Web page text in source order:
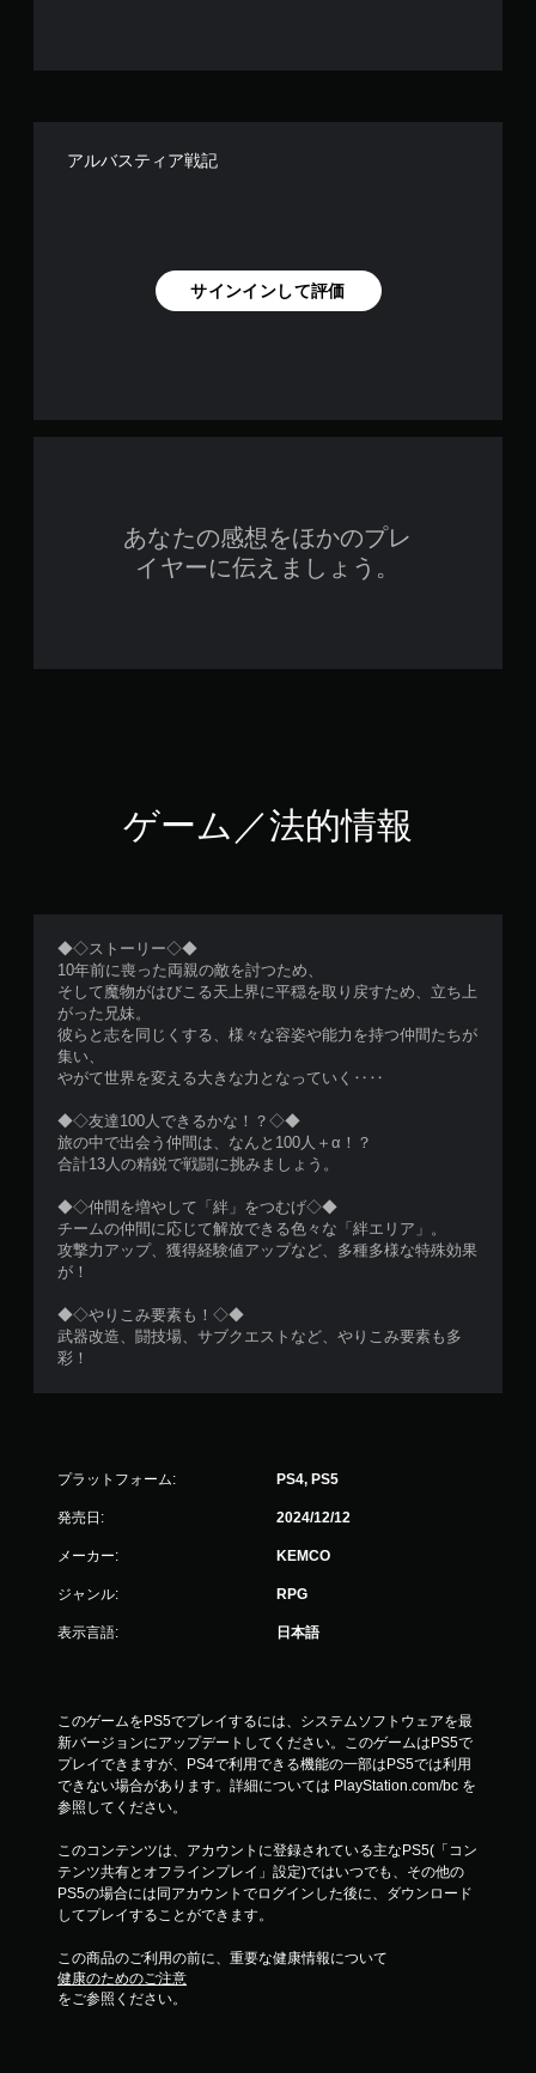
アルバスティア戦記
サインインして評価
あなたの感想をほかのプレ
イヤーに伝えましょう。
ゲーム／法的情報
◆◇ストーリー◇◆
10年前に喪った両親の敵を討つため、
そして魔物がはびこる天上界に平穏を取り戻すため、立ち上
がった兄妹。
彼らと志を同じくする、様々な容姿や能力を持つ仲間たちが
集い、
やがて世界を変える大きな力となっていく‥‥
◆◇友達100人できるかな！？◇◆
旅の中で出会う仲間は、なんと100人＋α！？
合計13人の精鋭で戦闘に挑みましょう。
◆◇仲間を増やして「絆」をつむげ◇◆
チームの仲間に応じて解放できる色々な「絆エリア」。
攻撃力アップ、獲得経験値アップなど、多種多様な特殊効果
が！
◆◇やりこみ要素も！◇◆
武器改造、闘技場、サブクエストなど、やりこみ要素も多
彩！
プラットフォーム: PS4, PS5
発売日: 2024/12/12
メーカー: KEMCO
ジャンル: RPG
表示言語: 日本語
このゲームをPS5でプレイするには、システムソフトウェアを最
新バージョンにアップデートしてください。このゲームはPS5で
プレイできますが、PS4で利用できる機能の一部はPS5では利用
できない場合があります。詳細については PlayStation.com/bc を
参照してください。
このコンテンツは、アカウントに登録されている主なPS5(「コン
テンツ共有とオフラインプレイ」設定)ではいつでも、その他の
PS5の場合には同アカウントでログインした後に、ダウンロード
してプレイすることができます。
この商品のご利用の前に、重要な健康情報について
健康のためのご注意
をご参照ください。